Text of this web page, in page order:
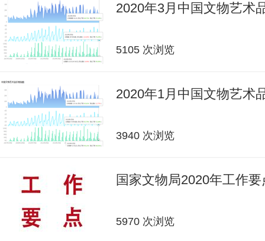
2020年3月中国文物艺术
5105 次浏览
2020年1月中国文物艺术
3940 次浏览
国家文物局2020年工作要
5970 次浏览